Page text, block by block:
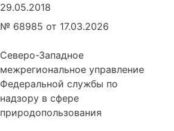
29.05.2018
№ 68985 от 17.03.2026
Северо-Западное
межрегиональное управление
Федеральной службы по
надзору в сфере
природопользования